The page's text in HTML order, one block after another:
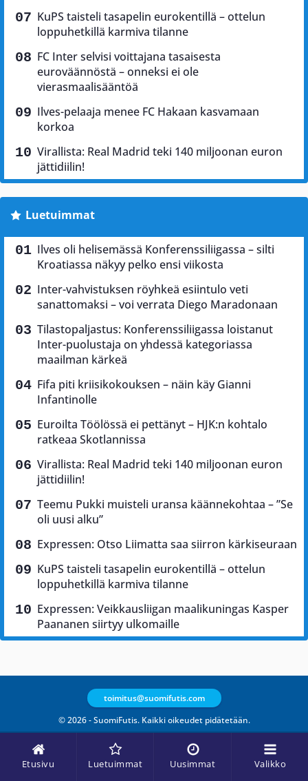
Etusivu Luetuimmat Uusimmat Valikko
KuPS taisteli tasapelin eurokentillä – ottelun
loppuhetkillä karmiva tilanne
FC Inter selvisi voittajana tasaisesta
euroväännöstä – onneksi ei ole
vierasmaalisääntöä
Ilves-pelaaja menee FC Hakaan kasvamaan
korkoa
Virallista: Real Madrid teki 140 miljoonan euron
jättidiilin!
Luetuimmat
Ilves oli helisemässä Konferenssiliigassa – silti
Kroatiassa näkyy pelko ensi viikosta
Inter-vahvistuksen röyhkeä esiintulo veti
sanattomaksi – voi verrata Diego Maradonaan
Tilastopaljastus: Konferenssiliigassa loistanut
Inter-puolustaja on yhdessä kategoriassa
maailman kärkeä
Fifa piti kriisikokouksen – näin käy Gianni
Infantinolle
Euroilta Töölössä ei pettänyt – HJK:n kohtalo
ratkeaa Skotlannissa
Virallista: Real Madrid teki 140 miljoonan euron
jättidiilin!
Teemu Pukki muisteli uransa käännekohtaa – ”Se
oli uusi alku”
Expressen: Otso Liimatta saa siirron kärkiseuraan
KuPS taisteli tasapelin eurokentillä – ottelun
loppuhetkillä karmiva tilanne
Expressen: Veikkausliigan maalikuningas Kasper
Paananen siirtyy ulkomaille
© 2026 - SuomiFutis. Kaikki oikeudet pidätetään.
toimitus@suomifutis.com